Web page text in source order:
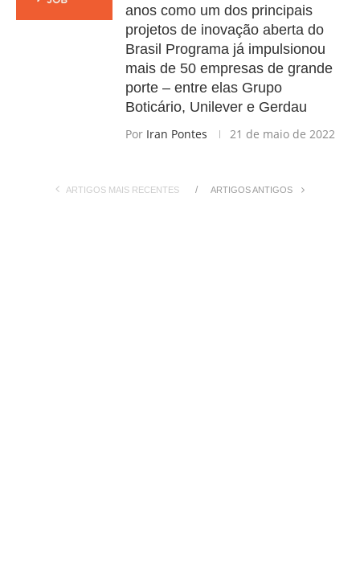
anos como um dos principais
projetos de inovação aberta do
Brasil Programa já impulsionou
mais de 50 empresas de grande
porte – entre elas Grupo
Boticário, Unilever e Gerdau
Por Iran Pontes 21 de maio de 2022
ARTIGOS MAIS RECENTES ARTIGOS ANTIGOS